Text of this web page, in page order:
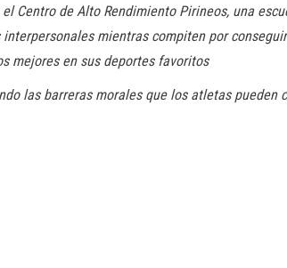
Centro de Alto Rendimiento Pirineos, una
mientras compiten por
mejores en sus deportes favoritos
las barreras morales que los atletas pueden